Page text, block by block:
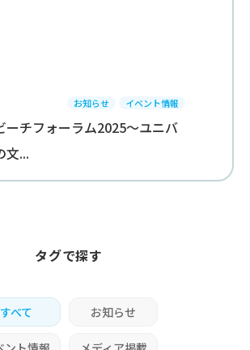
お知らせ イベント情報
ーチフォーラム2025～ユニバ
文...
タグで探す
すべて お知らせ